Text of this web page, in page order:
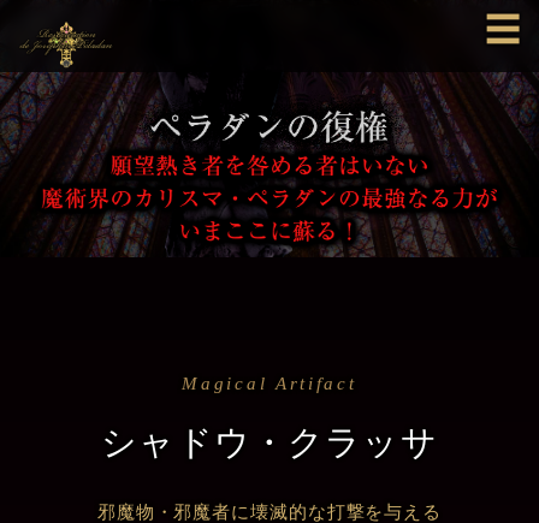
☰
Magical Artifact
シャドウ・クラッサ
邪魔物・邪魔者に壊滅的な打撃を与える